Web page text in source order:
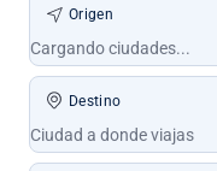
Origen
Destino